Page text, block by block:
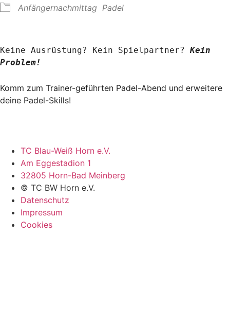
Anfängernachmittag Padel
Keine Ausrüstung? Kein Spielpartner? Kein
Problem!
Komm zum Trainer-geführten Padel-Abend und erweitere
deine Padel-Skills!
TC Blau-Weiß Horn e.V.
Am Eggestadion 1
32805 Horn-Bad Meinberg
© TC BW Horn e.V.
Datenschutz
Impressum
Cookies